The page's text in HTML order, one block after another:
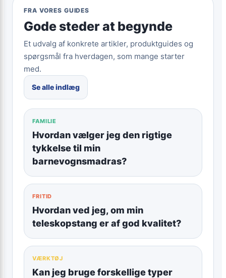
FRA VORES GUIDES
Gode steder at begynde
Et udvalg af konkrete artikler, produktguides og
spørgsmål fra hverdagen, som mange starter
med.
Se alle indlæg
FAMILIE
Hvordan vælger jeg den rigtige
tykkelse til min
barnevognsmadras?
FRITID
Hvordan ved jeg, om min
teleskopstang er af god kvalitet?
VÆRKTØJ
Kan jeg bruge forskellige typer